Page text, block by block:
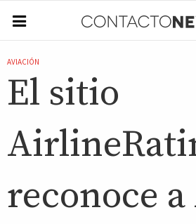
AVIACIÓN
El sitio
reconoce